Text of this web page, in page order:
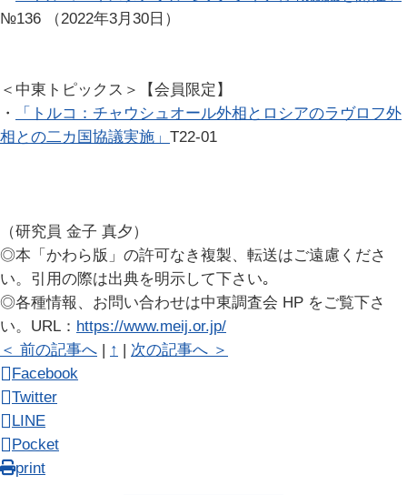
№136 （2022年3月30日）
＜中東トピックス＞【会員限定】
・
「トルコ：チャウシュオール外相とロシアのラヴロフ外
相との二カ国協議実施」 T22-01
（研究員 金子 真夕）
◎本「かわら版」の許可なき複製、転送はご遠慮くださ
い。引用の際は出典を明示して下さい｡
◎各種情報、お問い合わせは中東調査会 HP をご覧下さ
い。URL： https://www.meij.or.jp/
＜ 前の記事へ | ↑ | 次の記事へ ＞
Facebook
Twitter
LINE
Pocket
print